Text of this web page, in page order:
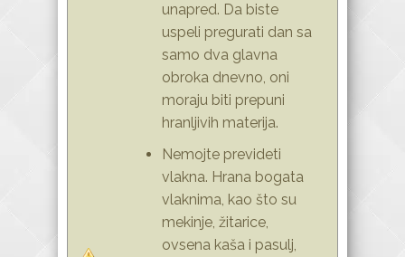
unapred. Da biste
uspeli pregurati dan sa
samo dva glavna
obroka dnevno, oni
moraju biti prepuni
hranljivih materija.
Nemojte prevideti
vlakna. Hrana bogata
vlaknima, kao što su
mekinje, žitarice,
ovsena kaša i pasulj,